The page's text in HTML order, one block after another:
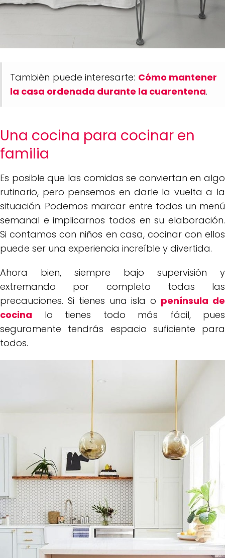
También puede interesarte: Cómo mantener
la casa ordenada durante la cuarentena.
Una cocina para cocinar en
familia
Es posible que las comidas se conviertan en algo
rutinario, pero pensemos en darle la vuelta a la
situación. Podemos marcar entre todos un menú
semanal e implicarnos todos en su elaboración.
Si contamos con niños en casa, cocinar con ellos
puede ser una experiencia increíble y divertida.
Ahora bien, siempre bajo supervisión y
extremando por completo todas las
precauciones. Si tienes una isla o península de
cocina lo tienes todo más fácil, pues
seguramente tendrás espacio suficiente para
todos.